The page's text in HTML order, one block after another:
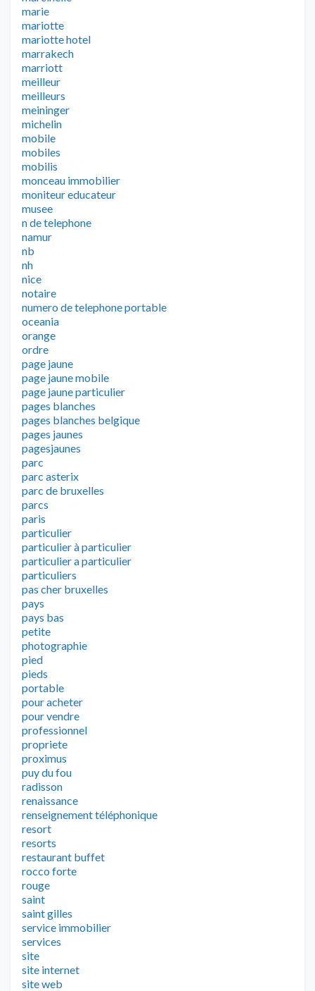
marie
mariotte
mariotte hotel
marrakech
marriott
meilleur
meilleurs
meininger
michelin
mobile
mobiles
mobilis
monceau immobilier
moniteur educateur
musee
n de telephone
namur
nb
nh
nice
notaire
numero de telephone portable
oceania
orange
ordre
page jaune
page jaune mobile
page jaune particulier
pages blanches
pages blanches belgique
pages jaunes
pagesjaunes
parc
parc asterix
parc de bruxelles
parcs
paris
particulier
particulier à particulier
particulier a particulier
particuliers
pas cher bruxelles
pays
pays bas
petite
photographie
pied
pieds
portable
pour acheter
pour vendre
professionnel
propriete
proximus
puy du fou
radisson
renaissance
renseignement téléphonique
resort
resorts
restaurant buffet
rocco forte
rouge
saint
saint gilles
service immobilier
services
site
site internet
site web